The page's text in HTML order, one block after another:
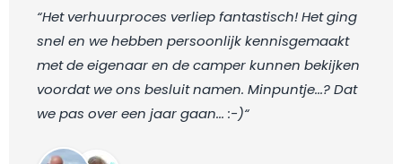
“Het verhuurproces verliep fantastisch! Het ging
snel en we hebben persoonlijk kennisgemaakt
met de eigenaar en de camper kunnen bekijken
voordat we ons besluit namen. Minpuntje...? Dat
we pas over een jaar gaan... :-)“